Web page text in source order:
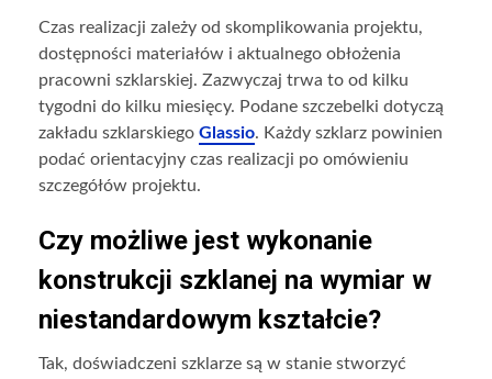
Czas realizacji zależy od skomplikowania projektu,
dostępności materiałów i aktualnego obłożenia
pracowni szklarskiej. Zazwyczaj trwa to od kilku
tygodni do kilku miesięcy. Podane szczebelki dotyczą
zakładu szklarskiego Glassio. Każdy szklarz powinien
podać orientacyjny czas realizacji po omówieniu
szczegółów projektu.
Czy możliwe jest wykonanie
konstrukcji szklanej na wymiar w
niestandardowym kształcie?
Tak, doświadczeni szklarze są w stanie stworzyć